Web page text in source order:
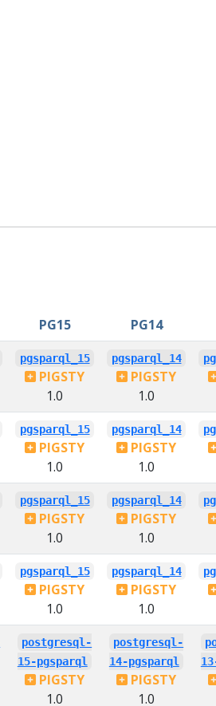
PG15 PG14
pgsparql_15
PIGSTY
1.0
pgsparql_14
PIGSTY
1.0
pgsparql_15
PIGSTY
1.0
pgsparql_14
PIGSTY
1.0
pgsparql_15
PIGSTY
1.0
pgsparql_14
PIGSTY
1.0
pgsparql_15
PIGSTY
1.0
pgsparql_14
PIGSTY
1.0
postgresql-
15-pgsparql
PIGSTY
1.0
postgresql-
14-pgsparql
PIGSTY
1.0